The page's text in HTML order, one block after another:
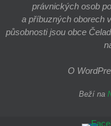
právnických osob
a příbuzných oborech
působnosti jsou obce
O
Beží na